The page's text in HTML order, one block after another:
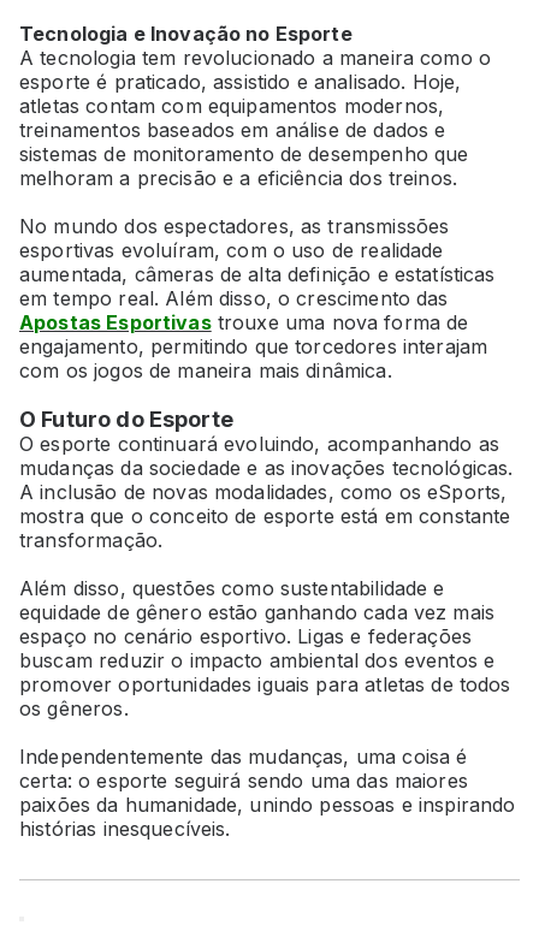
Tecnologia e Inovação no Esporte
A tecnologia tem revolucionado a maneira como o
esporte é praticado, assistido e analisado. Hoje,
atletas contam com equipamentos modernos,
treinamentos baseados em análise de dados e
sistemas de monitoramento de desempenho que
melhoram a precisão e a eficiência dos treinos.
No mundo dos espectadores, as transmissões
esportivas evoluíram, com o uso de realidade
aumentada, câmeras de alta definição e estatísticas
em tempo real. Além disso, o crescimento das
Apostas Esportivastrouxe uma nova forma de
engajamento, permitindo que torcedores interajam
com os jogos de maneira mais dinâmica.
O Futuro do Esporte
O esporte continuará evoluindo, acompanhando as
mudanças da sociedade e as inovações tecnológicas.
A inclusão de novas modalidades, como os eSports,
mostra que o conceito de esporte está em constante
transformação.
Além disso, questões como sustentabilidade e
equidade de gênero estão ganhando cada vez mais
espaço no cenário esportivo. Ligas e federações
buscam reduzir o impacto ambiental dos eventos e
promover oportunidades iguais para atletas de todos
os gêneros.
Independentemente das mudanças, uma coisa é
certa: o esporte seguirá sendo uma das maiores
paixões da humanidade, unindo pessoas e inspirando
histórias inesquecíveis.